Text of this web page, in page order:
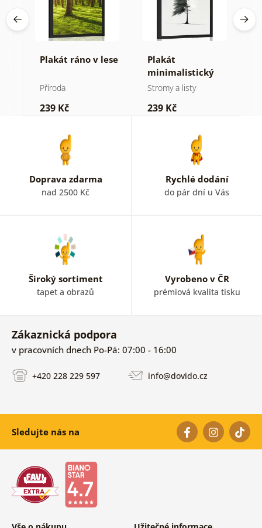
Plakát ráno v lese
Příroda
239 Kč
Plakát
minimalistický
jehličnatý strom
Stromy a listy
239 Kč
Doprava zdarma
nad 2500 Kč
Rychlé dodání
do pár dní u Vás
Široký sortiment
tapet a obrazů
Vyrobeno v ČR
prémiová kvalita tisku
Zákaznická podpora
v pracovních dnech Po-Pá: 07:00 - 16:00
+420 228 229 597 info@dovido.cz
Sledujte nás na